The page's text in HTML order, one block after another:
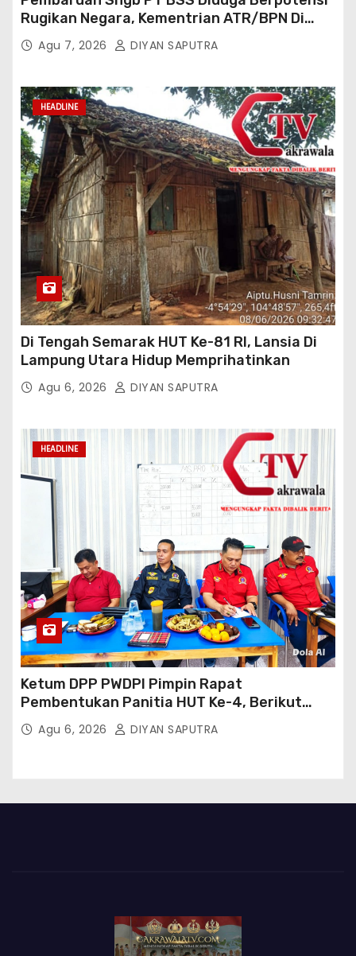
Rugikan Negara, Kementrian ATR/BPN Di
Gugat Di PTUN Jakarta
Agu 7, 2026 DIYAN SAPUTRA
HEADLINE
Di Tengah Semarak HUT Ke-81 RI, Lansia Di
Lampung Utara Hidup Memprihatinkan
Agu 6, 2026 DIYAN SAPUTRA
HEADLINE
Ketum DPP PWDPI Pimpin Rapat
Pembentukan Panitia HUT Ke-4, Berikut
Susunan Dan Rangkaian Kegiatannya
Agu 6, 2026 DIYAN SAPUTRA